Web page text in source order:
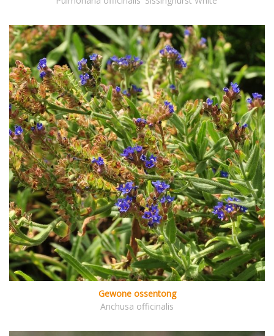
Gewone ossentong
Anchusa officinalis